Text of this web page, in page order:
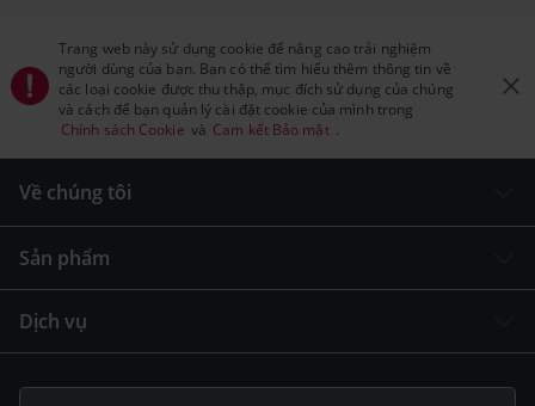
Trang web này sử dụng cookie để nâng cao trải nghiệm
người dùng của bạn. Bạn có thể tìm hiểu thêm thông tin về
các loại cookie được thu thập, mục đích sử dụng của chúng
và cách để bạn quản lý cài đặt cookie của mình trong
Chính sách Cookie và Cam kết Bảo mật .
Về chúng tôi
Sản phẩm
Dịch vụ